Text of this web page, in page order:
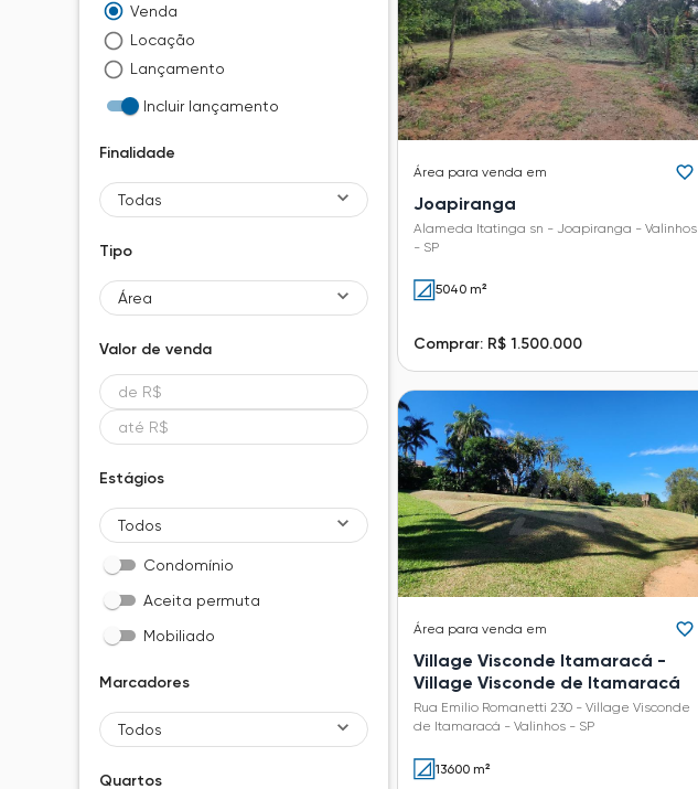
Venda
Locação
Lançamento
Incluir lançamento
Finalidade
Todas
Tipo
Área
Valor de venda
Estágios
Todos
Condomínio
Aceita permuta
Mobiliado
Marcadores
Todos
Quartos
Área para venda em
Joapiranga
Alameda Itatinga sn - Joapiranga - Valinhos
- SP
5040 m²
Comprar: R$ 1.500.000
Área para venda em
Village Visconde Itamaracá -
Village Visconde de Itamaracá
Rua Emilio Romanetti 230 - Village Visconde
de Itamaracá - Valinhos - SP
13600 m²